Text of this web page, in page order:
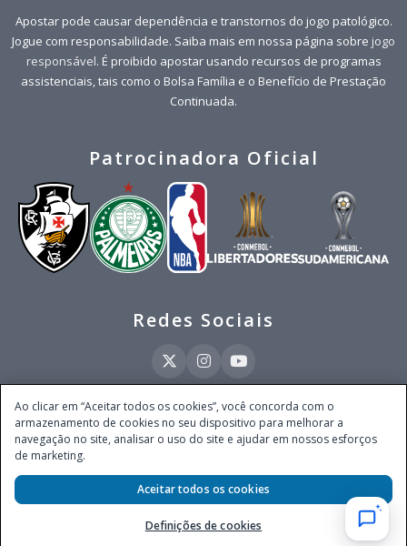
Apostar pode causar dependência e transtornos do jogo patológico.
Jogue com responsabilidade. Saiba mais em nossa página sobre jogo
responsável. É proibido apostar usando recursos de programas
assistenciais, tais como o Bolsa Família e o Benefício de Prestação
Continuada.
Patrocinadora Oficial
Redes Sociais
Este site é operado pela Ventmear Brasil LTDA (CNPJ 52.868.380/0001-84), com
endereço na Avenida Brigadeiro Faria Lima, nº 4.055, 3º andar, Itaim Bibi, no
Município de São Paulo, Estado de São Paulo, CEP 04538-133, Brasil - empresa
Secretaria de Prêmios e Apostas do Ministério da Fazenda, conforme Portaria nº
247, de 07.02.2025, publicada no DOU em 11.2.2025.
Ao clicar em “Aceitar todos os cookies”, você concorda com o
armazenamento de cookies no seu dispositivo para melhorar a
navegação no site, analisar o uso do site e ajudar em nossos esforços
de marketing.
Definições de cookies
Aceitar todos os cookies